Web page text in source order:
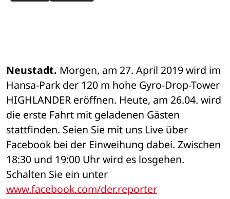
Neustadt. Morgen, am 27. April 2019 wird im
Hansa-Park der 120 m hohe Gyro-Drop-Tower
HIGHLANDER eröffnen. Heute, am 26.04. wird
die erste Fahrt mit geladenen Gästen
stattfinden. Seien Sie mit uns Live über
Facebook bei der Einweihung dabei. Zwischen
18:30 und 19:00 Uhr wird es losgehen.
www.facebook.com/der.reporter